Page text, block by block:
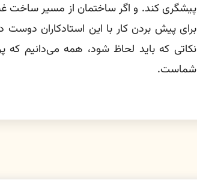
پیشگری کند. و اگر ساختمان از مسیر ساخت
برای پیش بردن کار با این استادکاران
نکاتی که باید لحاظ شود، همه می‌دانیم که
شماست.